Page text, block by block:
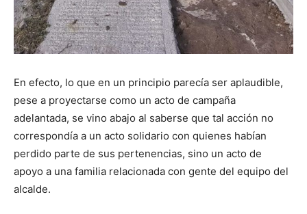
En efecto, lo que en un principio parecía ser aplaudible,
pese a proyectarse como un acto de campaña
adelantada, se vino abajo al saberse que tal acción no
correspondía a un acto solidario con quienes habían
perdido parte de sus pertenencias, sino un acto de
apoyo a una familia relacionada con gente del equipo del
alcalde.